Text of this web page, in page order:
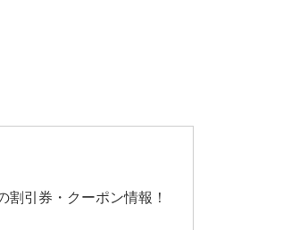
割引券・クーポン情報！